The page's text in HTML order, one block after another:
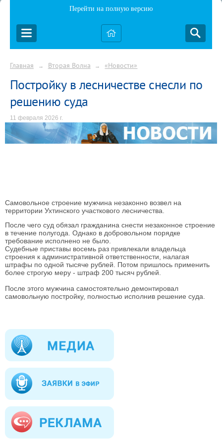
Перейти на полную версию
Главная → Вторая Волна → «Новости»
Постройку в лесничестве снесли по
решению суда
11 февраля 2026 г.
Самовольное строение мужчина незаконно возвел на
территории Ухтинского участкового лесничества.
После чего суд обязал гражданина снести незаконное строение
в течение полугода. Однако в добровольном порядке
требование исполнено не было.
Судебные приставы восемь раз привлекали владельца
строения к административной ответственности, налагая
штрафы по одной тысяче рублей. Потом пришлось применить
более строгую меру - штраф 200 тысяч рублей.
После этого мужчина самостоятельно демонтировал
самовольную постройку, полностью исполнив решение суда.